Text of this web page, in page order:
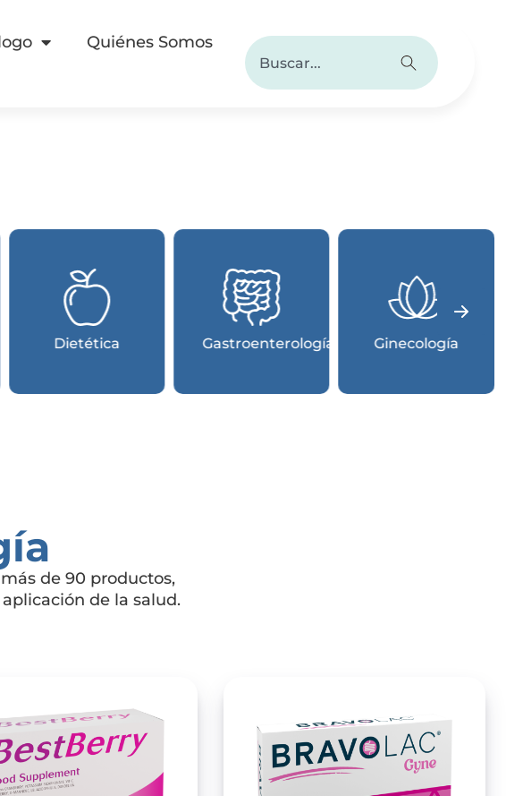
Quiénes Somos
Dermatología Dietética
de 90 productos,
de la salud.